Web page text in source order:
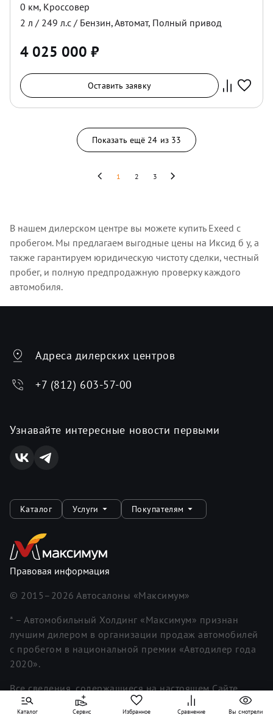
0 км, Кроссовер
2 л / 249 л.с / Бензин,Автомат, Полный привод
4 025 000 ₽
Оставить заявку
Показать ещё 24 из 33
1 2 3
В нашем дилерском центре вы можете купить Exeed с
пробегом. Мы предлагаем выгодные цены на Иксид б у, а
также гарантируем юридическую чистоту сделки, честный
пробег, и полную предпродажную проверку каждого
автомобиля.
Адреса дилерских центров
+7 (812) 603-57-00
Узнавайте интересные новости первыми
Каталог Услуги Покупателям
Правовая информация
© 2015– 2026 Автосалоны «Максимум»
* – Автомобильный Холдинг «Максимум» признан
лучшим дилером в организации продаж автомобилей
с пробегом в национальной премии «Автодилер года
2020».
Все сведения, содержащиеся на настоящем Сайте,
носят исключительно информационный характер.
Каталог Сервис Избранное Сравнение Вы смотрели